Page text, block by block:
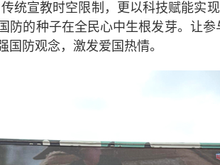
统宣教时空限制，更以科技赋能实
防的种子在全民心中生根发芽。让
防观念，激发爱国热情。